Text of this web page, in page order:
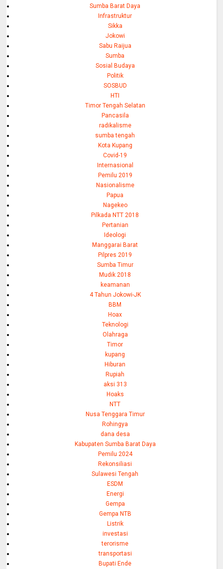
Sumba Barat Daya
Infrastruktur
Sikka
Jokowi
Sabu Raijua
Sumba
Sosial Budaya
Politik
SOSBUD
HTI
Timor Tengah Selatan
Pancasila
radikalisme
sumba tengah
Kota Kupang
Covid-19
Internasional
Pemilu 2019
Nasionalisme
Papua
Nagekeo
Pilkada NTT 2018
Pertanian
Ideologi
Manggarai Barat
Pilpres 2019
Sumba Timur
Mudik 2018
keamanan
4 Tahun Jokowi-JK
BBM
Hoax
Teknologi
Olahraga
Timor
kupang
Hiburan
Rupiah
aksi 313
Hoaks
NTT
Nusa Tenggara Timur
Rohingya
dana desa
Kabupaten Sumba Barat Daya
Pemilu 2024
Rekonsiliasi
Sulawesi Tengah
ESDM
Energi
Gempa
Gempa NTB
Listrik
investasi
terorisme
transportasi
Bupati Ende